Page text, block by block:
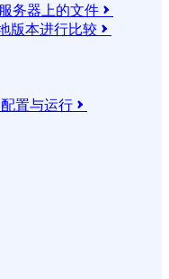
务器上的文件 
版本进行比较 
置与运行 